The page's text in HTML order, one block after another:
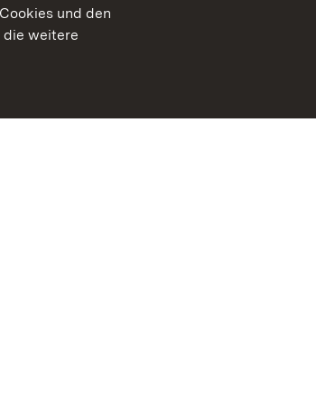
und den
die weitere